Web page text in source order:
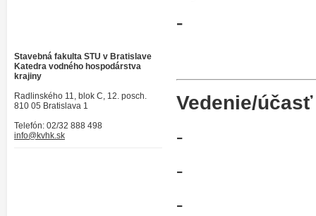
Stavebná fakulta STU v Bratislave
Katedra vodného hospodárstva
krajiny
Radlinského 11, blok C, 12. posch.
810 05 Bratislava 1
Telefón: 02/32 888 498
info@kvhk.sk
-
Vedenie/
-
-
-